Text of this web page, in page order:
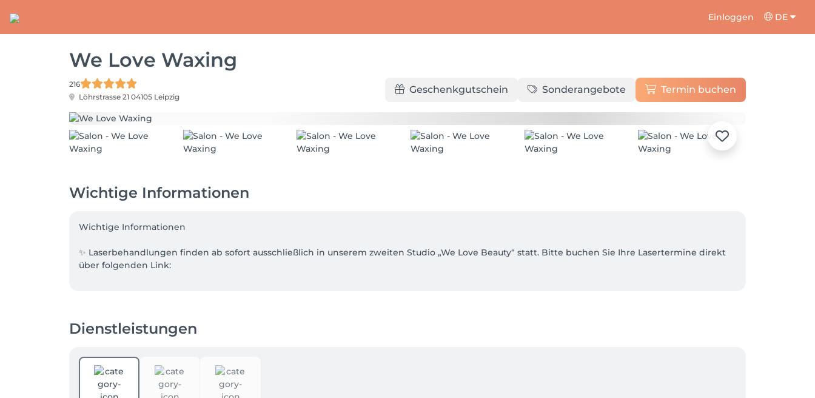
Einloggen DE
We Love Waxing
216
Löhrstrasse 21 04105 Leipzig
Geschenkgutschein Sonderangebote Termin buchen
Wichtige Informationen
Wichtige Informationen
✨ Laserbehandlungen finden ab sofort ausschließlich in unserem zweiten Studio „We Love Beauty“ statt. Bitte buchen Sie Ihre Lasertermine direkt
über folgenden Link:
✨ Termine bei Polina werden ab dem 01.08.2026 ebenfalls ausschließlich im Studio We Love Beauty durchgeführt.
📍 We Love Beauty
Ranstädter Steinweg 12
04109 Leipzig
Dienstleistungen